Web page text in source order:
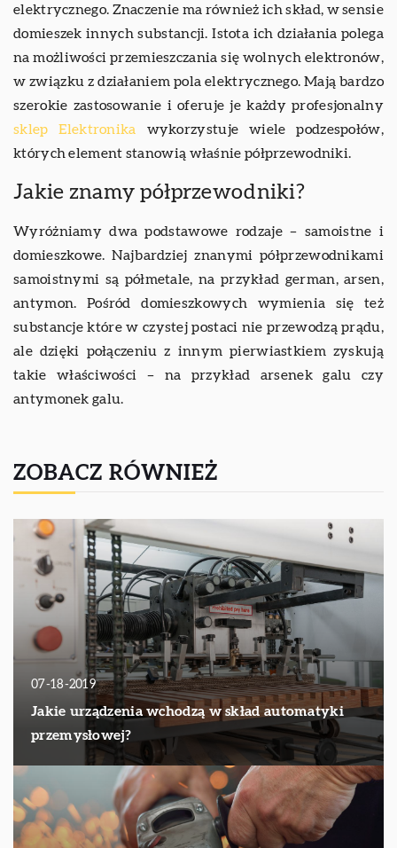
elektrycznego. Znaczenie ma również ich skład, w sensie
domieszek innych substancji. Istota ich działania polega
na możliwości przemieszczania się wolnych elektronów,
w związku z działaniem pola elektrycznego. Mają bardzo
szerokie zastosowanie i oferuje je każdy profesjonalny
sklep Elektronika
wykorzystuje wiele podzespołów,
których element stanowią właśnie półprzewodniki.
Jakie znamy półprzewodniki?
Wyróżniamy dwa podstawowe rodzaje – samoistne i
domieszkowe. Najbardziej znanymi półprzewodnikami
samoistnymi są półmetale, na przykład german, arsen,
antymon. Pośród domieszkowych wymienia się też
substancje które w czystej postaci nie przewodzą prądu,
ale dzięki połączeniu z innym pierwiastkiem zyskują
takie właściwości – na przykład arsenek galu czy
antymonek galu.
ZOBACZ RÓWNIEŻ
07-18-2019
Jakie urządzenia wchodzą w skład automatyki
przemysłowej?